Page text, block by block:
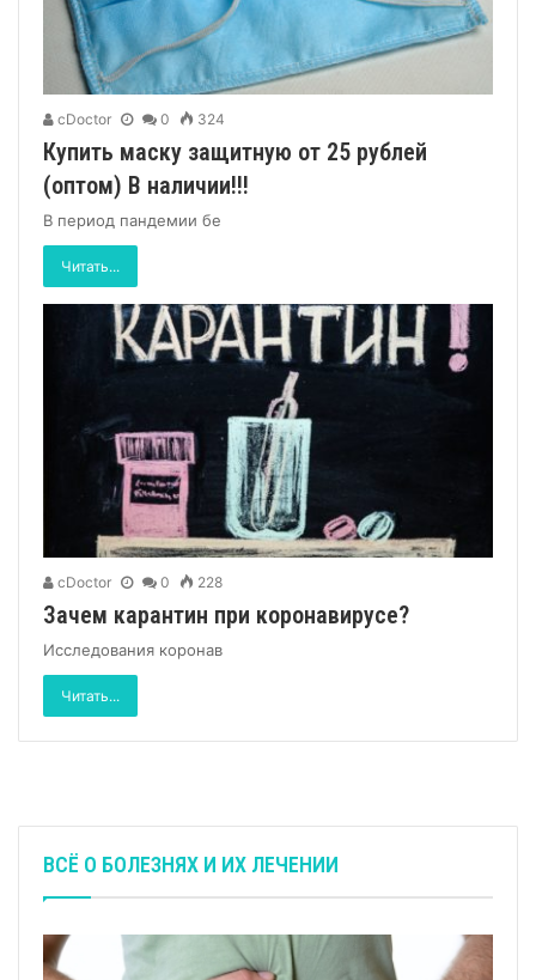
cDoctor 0 324
Купить маску защитную от 25 рублей
(оптом) В наличии!!!
В период пандемии бе
Читать...
cDoctor 0 228
Зачем карантин при коронавирусе?
Исследования коронав
Читать...
ВСЁ О БОЛЕЗНЯХ И ИХ ЛЕЧЕНИИ